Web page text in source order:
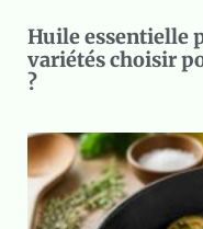
Huile essentielle
variétés choisir
?